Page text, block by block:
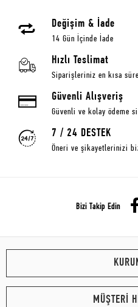
Değişim & İade
14 Gün İçinde İade
Hızlı Teslimat
Siparişleriniz en kısa
Güvenli Alışveriş
Güvenli ve kolay ödeme
7 / 24 DESTEK
Öneri ve şikayetlerinizi
Bizi Takip Edin
MÜŞTERİ